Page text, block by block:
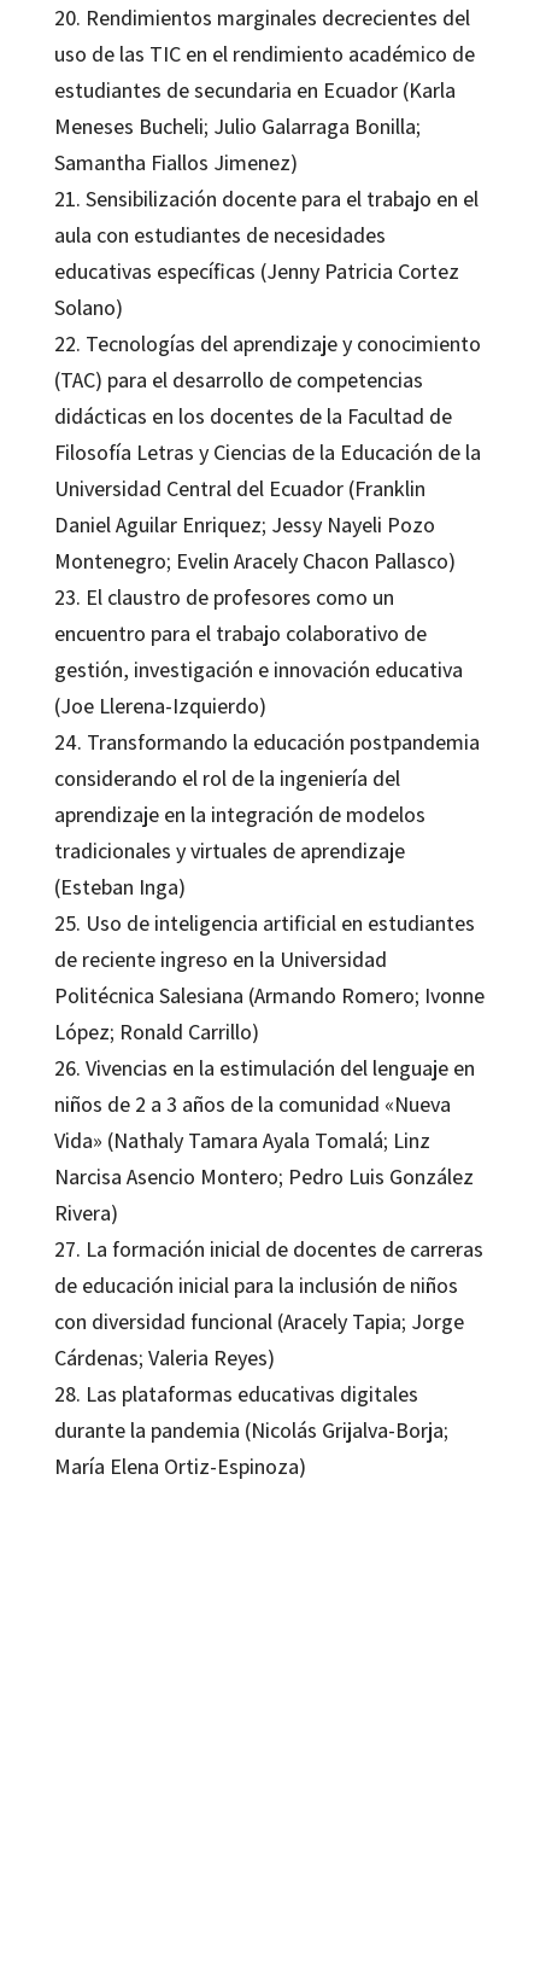
20. Rendimientos marginales decrecientes del
uso de las TIC en el rendimiento académico de
estudiantes de secundaria en Ecuador (Karla
Meneses Bucheli; Julio Galarraga Bonilla;
Samantha Fiallos Jimenez)
21. Sensibilización docente para el trabajo en el
aula con estudiantes de necesidades
educativas específicas (Jenny Patricia Cortez
Solano)
22. Tecnologías del aprendizaje y conocimiento
(TAC) para el desarrollo de competencias
didácticas en los docentes de la Facultad de
Filosofía Letras y Ciencias de la Educación de la
Universidad Central del Ecuador (Franklin
Daniel Aguilar Enriquez; Jessy Nayeli Pozo
Montenegro; Evelin Aracely Chacon Pallasco)
23. El claustro de profesores como un
encuentro para el trabajo colaborativo de
gestión, investigación e innovación educativa
(Joe Llerena-Izquierdo)
24. Transformando la educación postpandemia
considerando el rol de la ingeniería del
aprendizaje en la integración de modelos
tradicionales y virtuales de aprendizaje
(Esteban Inga)
25. Uso de inteligencia artificial en estudiantes
de reciente ingreso en la Universidad
Politécnica Salesiana (Armando Romero; Ivonne
López; Ronald Carrillo)
26. Vivencias en la estimulación del lenguaje en
niños de 2 a 3 años de la comunidad «Nueva
Vida» (Nathaly Tamara Ayala Tomalá; Linz
Narcisa Asencio Montero; Pedro Luis González
Rivera)
27. La formación inicial de docentes de carreras
de educación inicial para la inclusión de niños
con diversidad funcional (Aracely Tapia; Jorge
Cárdenas; Valeria Reyes)
28. Las plataformas educativas digitales
durante la pandemia (Nicolás Grijalva-Borja;
María Elena Ortiz-Espinoza)